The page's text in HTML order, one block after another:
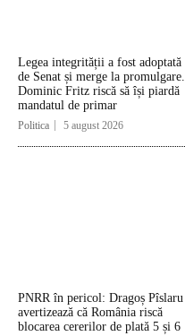
Legea integrității a fost adoptată
de Senat și merge la promulgare.
Dominic Fritz riscă să își piardă
mandatul de primar
Politica 5 august 2026
PNRR în pericol: Dragoș Pîslaru
avertizează că România riscă
blocarea cererilor de plată 5 și 6